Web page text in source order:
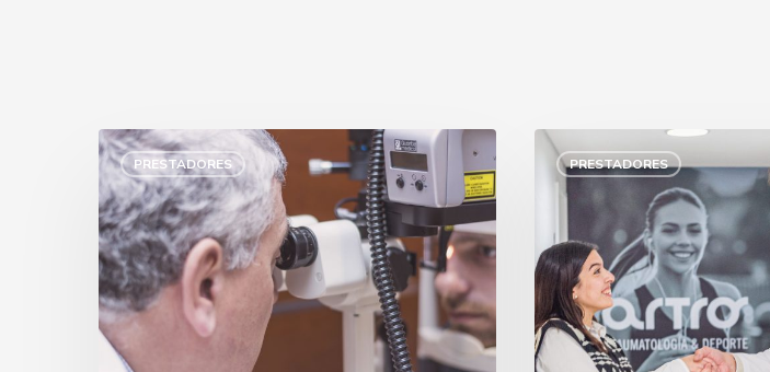
PRESTADORES
Centro
de
Ojos
Ituzaingó:
más
opciones
para
cuidar
tu
visión
PRESTADORES
ARTRO:
nuevo
prestador
especializado
en
traumatología
y
medicina
del
deporte